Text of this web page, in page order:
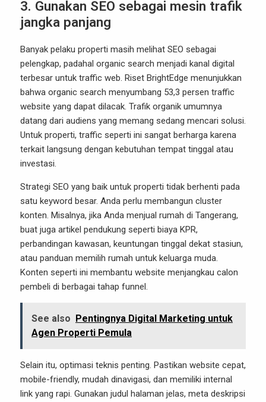
3. Gunakan SEO sebagai mesin trafik
jangka panjang
Banyak pelaku properti masih melihat SEO sebagai
pelengkap, padahal organic search menjadi kanal digital
terbesar untuk traffic web. Riset BrightEdge menunjukkan
bahwa organic search menyumbang 53,3 persen traffic
website yang dapat dilacak. Trafik organik umumnya
datang dari audiens yang memang sedang mencari solusi.
Untuk properti, traffic seperti ini sangat berharga karena
terkait langsung dengan kebutuhan tempat tinggal atau
investasi.
Strategi SEO yang baik untuk properti tidak berhenti pada
satu keyword besar. Anda perlu membangun cluster
konten. Misalnya, jika Anda menjual rumah di Tangerang,
buat juga artikel pendukung seperti biaya KPR,
perbandingan kawasan, keuntungan tinggal dekat stasiun,
atau panduan memilih rumah untuk keluarga muda.
Konten seperti ini membantu website menjangkau calon
pembeli di berbagai tahap funnel.
See also Pentingnya Digital Marketing untuk
Agen Properti Pemula
Selain itu, optimasi teknis penting. Pastikan website cepat,
mobile-friendly, mudah dinavigasi, dan memiliki internal
link yang rapi. Gunakan judul halaman jelas, meta deskripsi